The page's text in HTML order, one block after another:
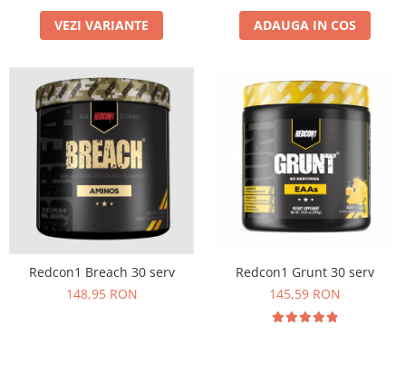
Mutant
Naughty Boy
Nordic Naturals
NOW Foods
Nutrend
Nutrex
Olimp Sport Nutrition
Optimum Nutrition
Osavi
PerfectShaker
PeScience
Power System
VEZI VARIANTE ADAUGA IN COS
Redcon1 Breach 30 serv
148,95 RON
Redcon1 Grunt 30 serv
145,59 RON